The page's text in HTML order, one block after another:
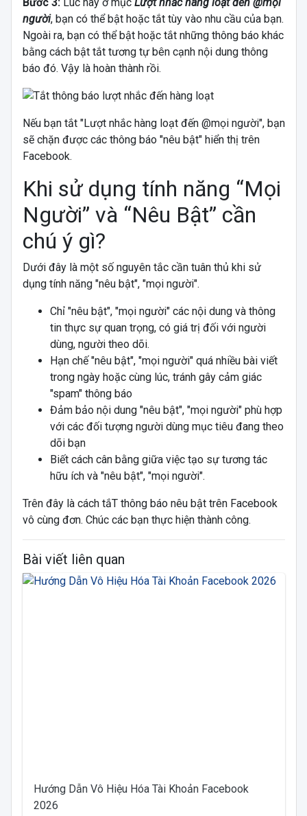
người, bạn có thể bật hoặc tắt tùy vào nhu cầu của bạn.
Ngoài ra, bạn có thể bật hoặc tắt những thông báo khác
bằng cách bật tắt tương tự bên cạnh nội dung thông
báo đó. Vậy là hoàn thành rồi.
Nếu bạn tắt "Lượt nhắc hàng loạt đến @mọi người", bạn
sẽ chặn được các thông báo "nêu bật" hiển thị trên
Facebook.
Khi sử dụng tính năng “Mọi
Người” và “Nêu Bật” cần
chú ý gì?
Dưới đây là một số nguyên tắc cần tuân thủ khi sử
dụng tính năng "nêu bật", "mọi người".
Chỉ "nêu bật", "mọi người" các nội dung và thông
tin thực sự quan trọng, có giá trị đối với người
dùng, người theo dõi.
Hạn chế "nêu bật", "mọi người" quá nhiều bài viết
trong ngày hoặc cùng lúc, tránh gây cảm giác
"spam" thông báo
Đảm bảo nội dung "nêu bật", "mọi người" phù hợp
với các đối tượng người dùng mục tiêu đang theo
dõi bạn
Biết cách cân bằng giữa việc tạo sự tương tác
hữu ích và "nêu bật", "mọi người".
Trên đây là cách tắT thông báo nêu bật trên Facebook
vô cùng đơn. Chúc các bạn thực hiện thành công.
Bài viết liên quan
Hướng Dẫn Vô Hiệu Hóa Tài Khoản Facebook
2026